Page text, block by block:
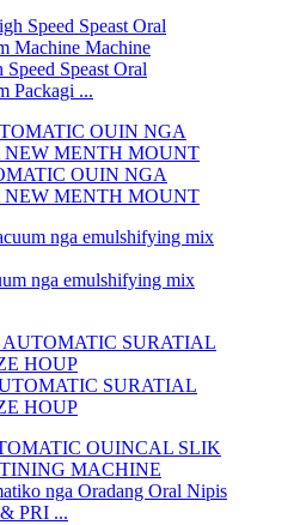
​​Speast Oral
Packagi ...
OUIN NGA
MENTH MOUNT
nga emulshifying mix
SURATIAL
HOUP
nga Oradang Oral Nipis
PRI ...